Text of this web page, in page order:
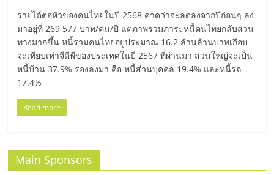
ไทย,
SMEs,
แฟ
รน
ไชส์,
รายได้ต่อหัวของคนไทยในปี 2568 คาดว่าจะลดลงจากปีก่อนๆ ลง
มาอยู่ที่ 269,577 บาท/คน/ปี แต่ภาพรวมภาระหนี้คนไทยกลับสวน
ทางมากขึ้น หนี้รวมคนไทยอยู่ประมาณ 16.2 ล้านล้านบาทเกือบ
จะเทียบเท่าจีดีพีของประเทศในปี 2567 ที่ผ่านมา ส่วนใหญ่จะเป็น
หนี้บ้าน 37.9% รองลงมา คือ หนี้ส่วนบุคคล 19.4% และหนี้รถ
17.4%
Read more
Main Sponsors